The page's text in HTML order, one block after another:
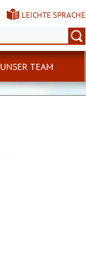
LEICHTE SPRACHE
UNSER TEAM